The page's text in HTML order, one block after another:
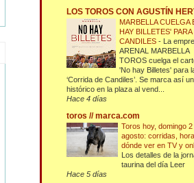
LOS TOROS CON AGUSTÍN
MARBELLA CUELGA
HAY BILLETES' PARA
CANDILES- La
ARENAL MARBELLA
TOROS cuelga el
'No hay Billetes' para
‘Corrida de Candiles’. Se marca así
histórico en la plaza al vend...
Hace 4 días
toros // marca.com
Toros hoy, domingo 2
agosto: corridas,
dónde ver en TV y
Los detalles de la
taurina del día Leer
Hace 5 días